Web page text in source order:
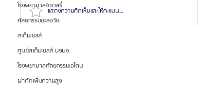
โรงพยาบาลจิวเวลรี่
ศัลยกรรมชะลอวัย
สเต็มเซลล์
ศูนย์สเต็มเซลล์ บงบง
โรงพยาบาลศัลยกรรมเอโตน
ผ่าตัดเพิ่มความสูง
แนะนำสุดยอด 6 หมอเกาหลี “ผ่าตัดขากรรไกร” สวย/
หล่อปัง! (ไม่การตลาด) จากประสบการณ์ส่งเคสจริงกว่า
10 ปี
แสดงความคิดเห็นและให้คะแนน...